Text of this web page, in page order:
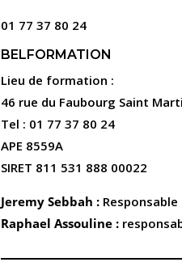
01 77 37 80 24
BELFORMATION
Lieu de formation :
46 rue du Faubourg Saint
Tel : 01 77 37 80 24
APE 8559A
SIRET 811 531 888 00022
Jeremy Sebbah :
Raphael Assouline :